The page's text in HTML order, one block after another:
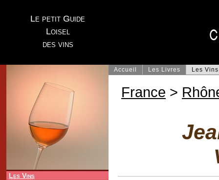
Le petit Guide
Loisel
des vins
Les Vins
Accueil Les Livres Les Vins
France >